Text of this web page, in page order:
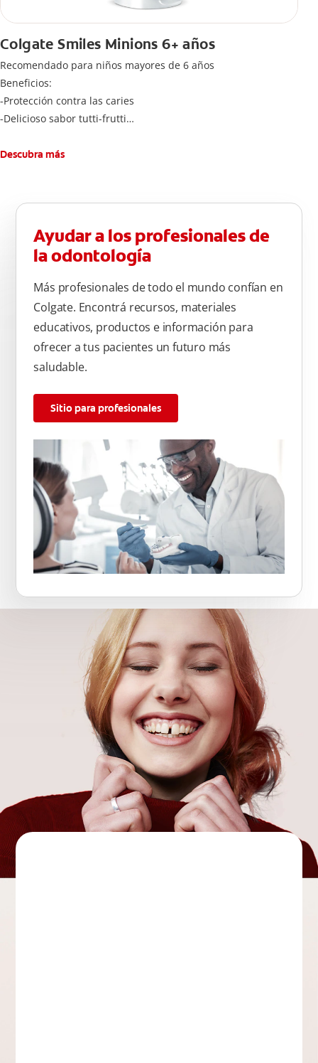
Colgate Smiles Minions 6+ años
Recomendado para niños mayores de 6 años
Beneficios:
-Protección contra las caries
-Delicioso sabor tutti-frutti
Cepíllese adecuadamente los dientes después de cada
Descubra más
Ayudar a los profesionales de
la odontología
Más profesionales de todo el mundo confían en
Colgate. Encontrá recursos, materiales
educativos, productos e información para
ofrecer a tus pacientes un futuro más
saludable.
Sitio para profesionales